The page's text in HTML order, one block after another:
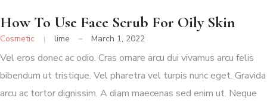
How To Use Face Scrub For Oily Skin
Cosmetic lime March 1, 2022
Vel eros donec ac odio. Cras ornare arcu dui vivamus arcu felis
bibendum ut tristique. Vel pharetra vel turpis nunc eget. Gravida
arcu ac tortor dignissim. A diam maecenas sed enim ut. Neque